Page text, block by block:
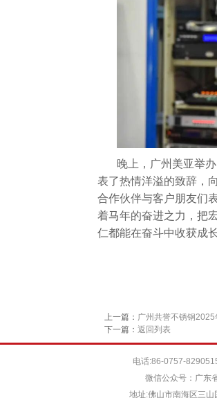
晚上，广州美亚举
表了热情洋溢的致辞，
合作伙伴与客户朋友们
着马年的奋进之力，把
仁都能在奋斗中收获成
上一篇： 广州共誉不锈钢
下一篇： 返回列表
电话:86-0757-
微信公众号：广东
地址:佛山市南海区三